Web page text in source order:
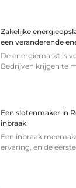
Zakelijke
een veranderende
De energiemarkt is
Bedrijven krijgen te
Een slotenmaker in
inbraak
Een inbraak
ervaring, en de